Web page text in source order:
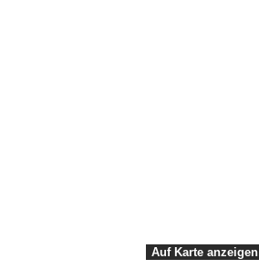
Auf Karte anzeigen